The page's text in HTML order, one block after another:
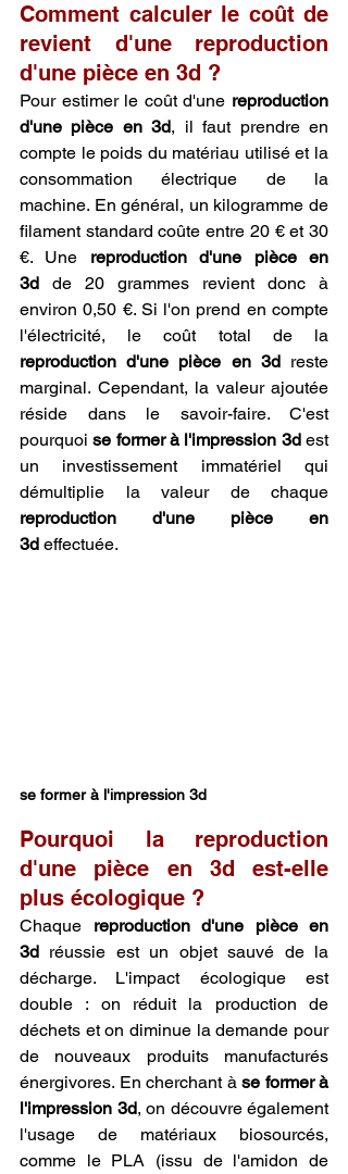
Comment calculer le coût de
revient d'une reproduction
d'une pièce en 3d ?
Pour estimer le coût d'une reproduction
d'une pièce en 3d, il faut prendre en
compte le poids du matériau utilisé et la
consommation électrique de la
machine. En général, un kilogramme de
filament standard coûte entre 20 € et 30
€. Une reproduction d'une pièce en
3d de 20 grammes revient donc à
environ 0,50 €. Si l'on prend en compte
reproduction d'une pièce en 3d reste
marginal. Cependant, la valeur ajoutée
réside dans le savoir-faire. C'est
pourquoi se former à l'impression 3d est
un investissement immatériel qui
reproduction d'une pièce en
3d effectuée.
se former à l'impression 3d
Pourquoi la reproduction
d'une pièce en 3d est-elle
plus écologique ?
Chaque reproduction d'une pièce en
3d réussie est un objet sauvé de la
décharge. L'impact écologique est
double : on réduit la production de
déchets et on diminue la demande pour
de nouveaux produits manufacturés
énergivores. En cherchant à se former à
l'impression 3d, on découvre également
l'usage de matériaux biosourcés,
comme le PLA (issu de l'amidon de